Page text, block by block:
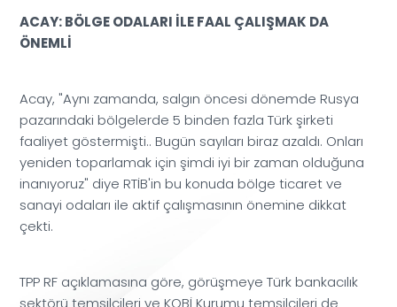
ACAY: BÖLGE ODALARI İLE FAAL ÇALIŞMAK DA
ÖNEMLİ
Acay, "Aynı zamanda, salgın öncesi dönemde Rusya
pazarındaki bölgelerde 5 binden fazla Türk şirketi
faaliyet göstermişti.. Bugün sayıları biraz azaldı. Onları
yeniden toparlamak için şimdi iyi bir zaman olduğuna
inanıyoruz" diye RTİB'in bu konuda bölge ticaret ve
sanayi odaları ile aktif çalışmasının önemine dikkat
çekti.
TPP RF açıklamasına göre, görüşmeye Türk bankacılık